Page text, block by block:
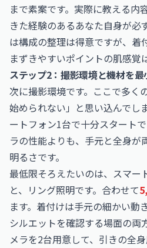
まで素案です。実際に教える内
きた経験のあるあなた自身が必
は構成の整理は得意ですが、着
まずきやすいポイントの肌感覚
ステップ2：撮影環境と機材を最
次に撮影環境です。ここで多く
始められない」と思い込んでし
ートフォン1台で十分スタート
ラの性能よりも、手元と全身が
明るさです。
最低限そろえたいのは、スマー
と、リング照明です。合わせて
ます。着付けは手元の細かい動
シルエットを確認する場面の両
メラを2台用意して、引きの全